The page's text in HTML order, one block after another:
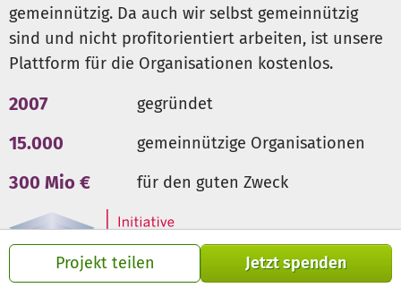
Projekt teilen Jetzt spenden
technisches Equipment und öffentliche Aufklärung.
gemeinnützig. Da auch wir selbst gemeinnützig
sind und nicht profitorientiert arbeiten, ist unsere
Plattform für die Organisationen kostenlos.
2007 gegründet
15.000 gemeinnützige Organisationen
300 Mio € für den guten Zweck